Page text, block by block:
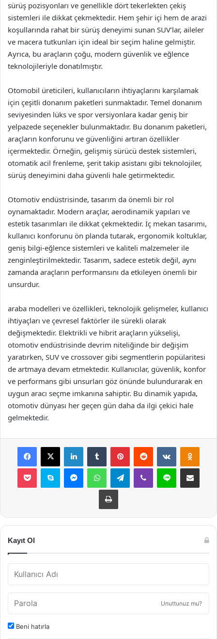
sürüş pozisyonları ve genellikle dört tekerlekten çekiş
sistemleri ile dikkat çekmektedir. Hem şehir içi hem de arazi
koşullarında rahat bir sürüş deneyimi sunan SUV’lar, aileler
ve macera tutkunları için ideal bir seçim haline gelmiştir.
Ayrıca, bu araçların çoğu, modern güvenlik ve eğlence
teknolojileriyle donatılmıştır.
Otomobil üreticileri, kullanıcıların ihtiyaçlarını karşılamak
için çeşitli donanım paketleri sunmaktadır. Temel donanım
seviyesinden lüks ve spor versiyonlara kadar geniş bir
yelpazede seçenekler bulunmaktadır. Bu donanım paketleri,
araçların konforunu ve güvenliğini artıran özellikler
içermektedir. Örneğin, gelişmiş sürücü destek sistemleri,
otomatik acil frenleme, şerit takip asistanı gibi teknolojiler,
sürüş deneyimini daha güvenli hale getirmektedir.
Otomotiv endüstrisinde, tasarım da önemli bir rol
oynamaktadır. Modern araçlar, aerodinamik yapıları ve
estetik tasarımları ile dikkat çekmektedir. İç mekan tasarımı,
kullanıcı konforunu ön planda tutarak, ergonomik koltuklar,
geniş bilgi-eğlence sistemleri ve kaliteli malzemeler ile
zenginleştirilmektedir. Tasarım, sadece estetik değil, aynı
zamanda araçların performansını da etkileyen önemli bir
unsurdur.
araba modelleri ve özellikleri, teknolojik gelişmeler, kullanıcı
ihtiyaçları ve çevresel faktörler ile sürekli olarak
değişmektedir. Elektrikli ve hibrit araçların yükselişi,
otomotiv endüstrisinde devrim niteliğinde bir değişim
yaratırken, SUV ve crossover gibi segmentlerin popülaritesi
de artmaya devam etmektedir. Kullanıcılar, güvenlik, konfor
ve performans gibi unsurları göz önünde bulundurarak en
uygun aracı seçme imkanına sahiptir. Bu dinamik yapıda,
otomotiv dünyası her geçen gün daha da ilgi çekici hale
gelmektedir.
Facebook
X LinkedInTumblr PinterestReddit VKontakte
Pocket Skype MessengerWhatsAppTelegramViber Line E-Posta ile
Yazdır
Kayıt Ol
Unuttunuz mu?
Beni hatırla